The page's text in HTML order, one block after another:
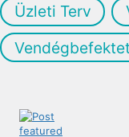
Üzleti Terv